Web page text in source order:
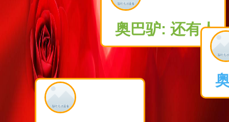
奥巴驴:还有人
奥